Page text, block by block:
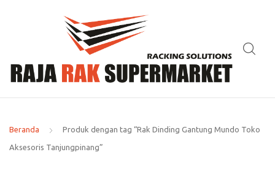
Beranda Produk dengan tag “Rak Dinding Gantung Mundo Toko
Aksesoris Tanjungpinang”